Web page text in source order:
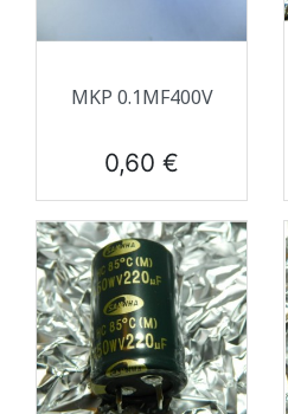
MKP 0.1ΜF400V
Prix
0,60 €